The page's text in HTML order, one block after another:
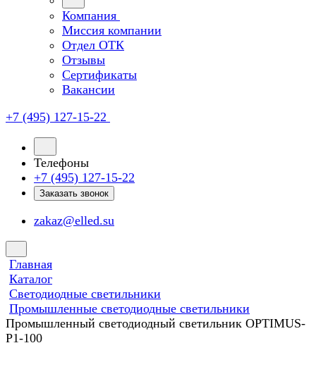
Компания
Миссия компании
Отдел ОТК
Отзывы
Сертификаты
Вакансии
+7 (495) 127-15-22
Телефоны
+7 (495) 127-15-22
Заказать звонок
zakaz@elled.su
Главная
Каталог
Светодиодные светильники
Промышленные светодиодные светильники
Промышленный светодиодный светильник OPTIMUS-
P1-100